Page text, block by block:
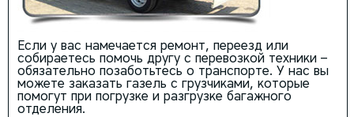
Если у вас намечается ремонт, переезд или
собираетесь помочь другу с перевозкой техники –
обязательно позаботьтесь о транспорте. У нас вы
можете заказать газель с грузчиками, которые
помогут при погрузке и разгрузке багажного
отделения.